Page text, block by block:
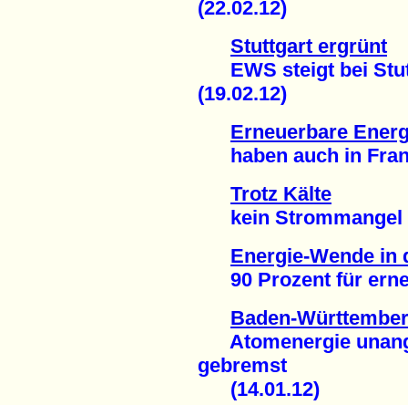
(22.02.12)
Stuttgart ergrünt
EWS steigt bei
(19.02.12)
Erneuerbare
haben auch in
Trotz Kälte
kein Strommangel
Energie-Wende in
90 Prozent für
Baden-
Atomenergie
gebremst
(14.01.12)